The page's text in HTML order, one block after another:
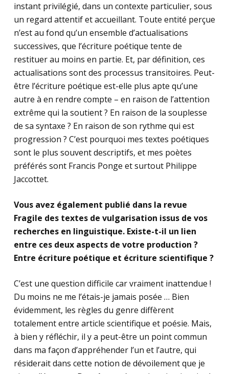
instant privilégié, dans un contexte particulier, sous
un regard attentif et accueillant. Toute entité perçue
n’est au fond qu’un ensemble d’actualisations
successives, que l’écriture poétique tente de
restituer au moins en partie. Et, par définition, ces
actualisations sont des processus transitoires. Peut-
être l’écriture poétique est-elle plus apte qu’une
autre à en rendre compte – en raison de l’attention
extrême qui la soutient ? En raison de la souplesse
de sa syntaxe ? En raison de son rythme qui est
progression ? C’est pourquoi mes textes poétiques
sont le plus souvent descriptifs, et mes poètes
préférés sont Francis Ponge et surtout Philippe
Jaccottet.
Vous avez également publié dans la revue
Fragile des textes de vulgarisation issus de vos
recherches en linguistique. Existe-t-il un lien
entre ces deux aspects de votre production ?
Entre écriture poétique et écriture scientifique ?
C’est une question difficile car vraiment inattendue !
Du moins ne me l’étais-je jamais posée … Bien
évidemment, les règles du genre diffèrent
totalement entre article scientifique et poésie. Mais,
à bien y réfléchir, il y a peut-être un point commun
dans ma façon d’appréhender l’un et l’autre, qui
résiderait dans cette notion de dévoilement que je